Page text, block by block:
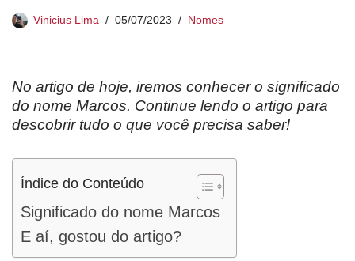
Vinicius Lima 05/07/2023 Nomes
No artigo de hoje, iremos conhecer o significado
do nome Marcos. Continue lendo o artigo para
descobrir tudo o que você precisa saber!
Índice do Conteúdo
Significado do nome Marcos
E aí, gostou do artigo?